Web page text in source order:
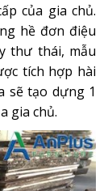
của gia chủ.
hề đơn điệu
thư thái, mẫu
tích hợp hài
sẽ tạo dựng 1
gia chủ.